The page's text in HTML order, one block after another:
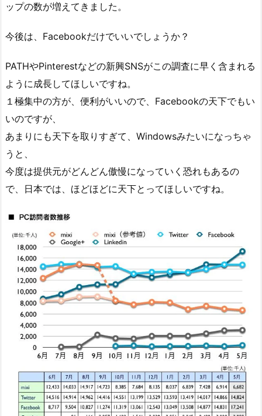
ップの数が増えてきました。
今後は、Facebookだけでいいでしょうか？
PATHやPinterestなどの新興SNSがこの調査に早く含まれる
ように成長してほしいですね。
１極集中の方が、便利がいいので、Facebookの天下でもい
いのですが、
あまりにも天下を取りすぎて、Windowsみたいになっちゃ
うと、
今度は提供元がどんどん傲慢になっていく恐れもあるの
で、日本では、ほどほどに天下とってほしいですね。